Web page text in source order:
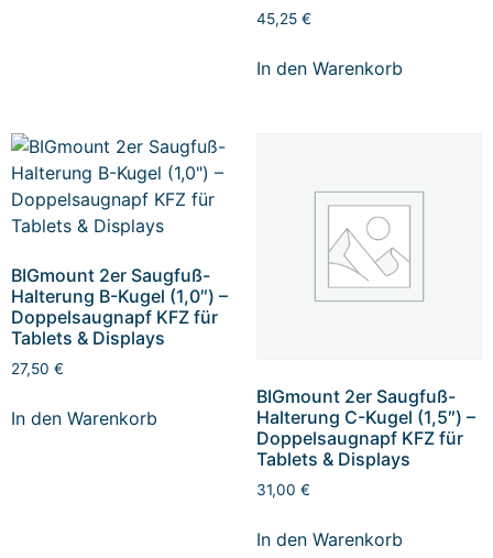
45,25 €
In den Warenkorb
BIGmount 2er Saugfuß-
Halterung B-Kugel (1,0″) –
Doppelsaugnapf KFZ für
Tablets & Displays
27,50 €
In den Warenkorb
BIGmount 2er Saugfuß-
Halterung C-Kugel (1,5″) –
Doppelsaugnapf KFZ für
Tablets & Displays
31,00 €
In den Warenkorb